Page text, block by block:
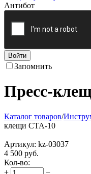
Антибот
Войти
Запомнить
Пресс-
Каталог товаров/
клещи СТА-10
Артикул: kz-03037
4 500 руб.
Кол-во:
+
−